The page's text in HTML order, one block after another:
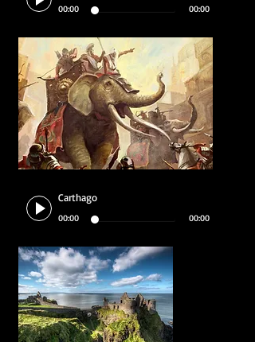
00:00 00:00
Carthago
00:00 00:00